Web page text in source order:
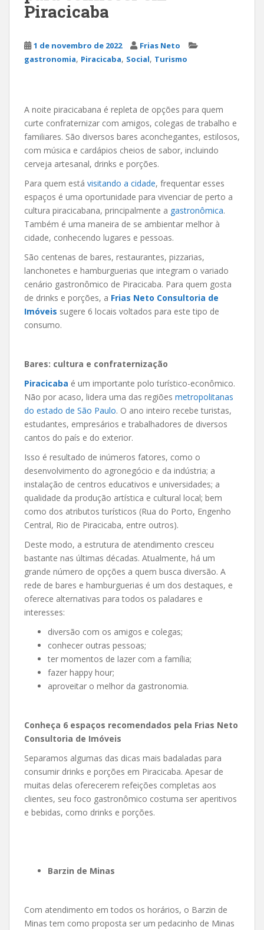
Piracicaba
1 de novembro de 2022
Frias Neto
gastronomia, Piracicaba, Social, Turismo
A noite piracicabana é repleta de opções para quem
curte confraternizar com amigos, colegas de trabalho e
familiares. São diversos bares aconchegantes, estilosos,
com música e cardápios cheios de sabor, incluindo
cerveja artesanal, drinks e porções.
Para quem está visitando a cidade, frequentar esses
espaços é uma oportunidade para vivenciar de perto a
cultura piracicabana, principalmente a gastronômica.
Também é uma maneira de se ambientar melhor à
cidade, conhecendo lugares e pessoas.
São centenas de bares, restaurantes, pizzarias,
lanchonetes e hamburguerias que integram o variado
cenário gastronômico de Piracicaba. Para quem gosta
de drinks e porções, a Frias Neto Consultoria de
Imóveis sugere 6 locais voltados para este tipo de
consumo.
Bares: cultura e confraternização
Piracicaba é um importante polo turístico-econômico.
Não por acaso, lidera uma das regiões metropolitanas
do estado de São Paulo. O ano inteiro recebe turistas,
estudantes, empresários e trabalhadores de diversos
cantos do país e do exterior.
Isso é resultado de inúmeros fatores, como o
desenvolvimento do agronegócio e da indústria; a
instalação de centros educativos e universidades; a
qualidade da produção artística e cultural local; bem
como dos atributos turísticos (Rua do Porto, Engenho
Central, Rio de Piracicaba, entre outros).
Deste modo, a estrutura de atendimento cresceu
bastante nas últimas décadas. Atualmente, há um
grande número de opções a quem busca diversão. A
rede de bares e hamburguerias é um dos destaques, e
oferece alternativas para todos os paladares e
interesses:
diversão com os amigos e colegas;
conhecer outras pessoas;
ter momentos de lazer com a família;
fazer happy hour;
aproveitar o melhor da gastronomia.
Conheça 6 espaços recomendados pela Frias Neto
Consultoria de Imóveis
Separamos algumas das dicas mais badaladas para
consumir drinks e porções em Piracicaba. Apesar de
muitas delas oferecerem refeições completas aos
clientes, seu foco gastronômico costuma ser aperitivos
e bebidas, como drinks e porções.
Barzin de Minas
Com atendimento em todos os horários, o Barzin de
Minas tem como proposta ser um pedacinho de Minas